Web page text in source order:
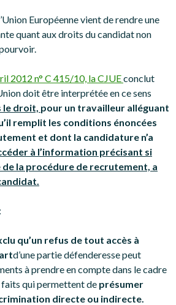
Européenne vient de rendre une
quant aux droits du candidat non
2012 n° C 415/10, la CJUEconclut
doit être interprétée en ce sens
le droit, pour un travailleur alléguant
remplit les conditions énoncées
et dont la candidature n’a
à l’information précisant si
de la procédure de recrutement, a
qu’un refus de tout accès à
d’une partie défenderesse peut
à prendre en compte dans le cadre
faits qui permettent de présumer
directe ou indirecte.